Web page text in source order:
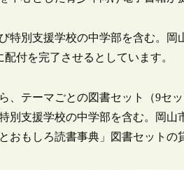
特別支援学校の中学部を含む。岡
付を完了させるとしています。
、テーマごとの図書セット（9セ
別支援学校の中学部を含む。岡山
おもしろ読書事典」図書セットの